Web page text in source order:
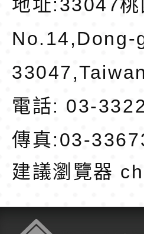
地址:33047
33047,Taiwan
電話: 03-
傳真:03-
建議瀏覽器